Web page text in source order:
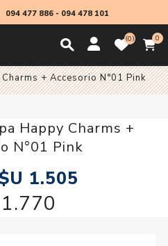
094 477 886- 094 478 101
0 0
+ Accesorio N°01 Pink
Happy Charms +
N°01 Pink
1.505